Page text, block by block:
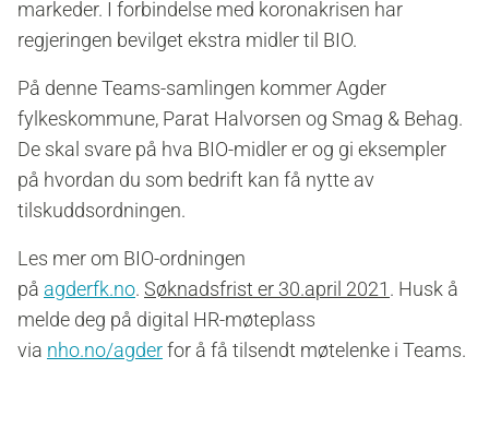
markeder. I forbindelse med koronakrisen har
regjeringen bevilget ekstra midler til BIO.
På denne Teams-samlingen kommer Agder
fylkeskommune, Parat Halvorsen og Smag & Behag.
De skal svare på hva BIO-midler er og gi eksempler
på hvordan du som bedrift kan få nytte av
tilskuddsordningen.
Les mer om BIO-ordningen
på agderfk.no. Søknadsfrist er 30.april 2021 . Husk å
melde deg på digital HR-møteplass
via nho.no/agderfor å få tilsendt møtelenke i Teams.